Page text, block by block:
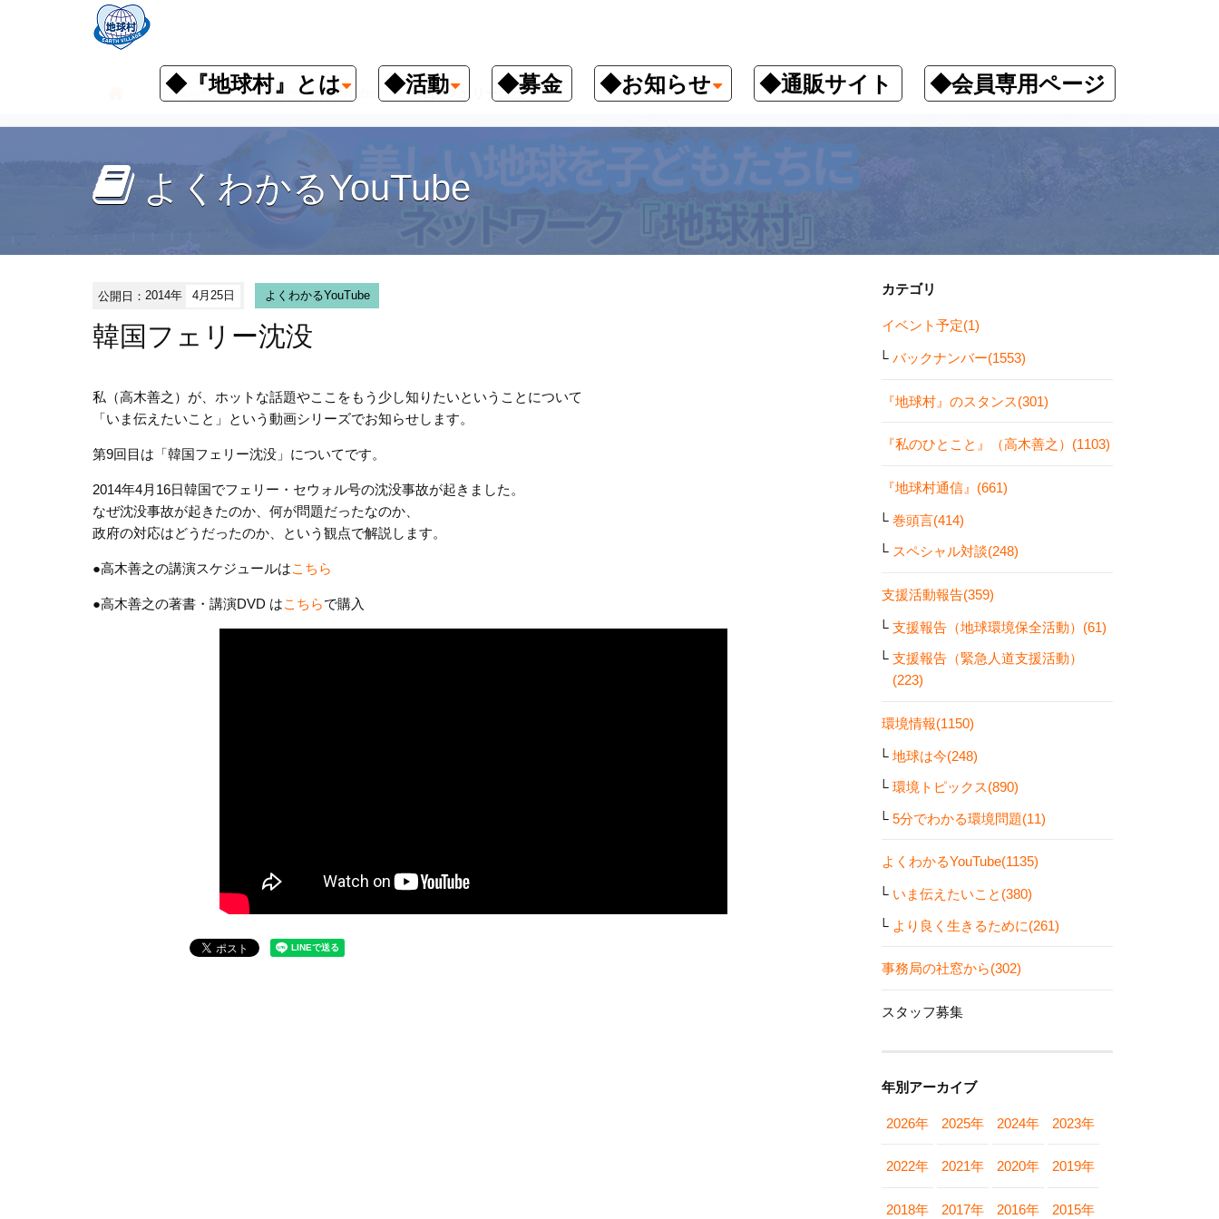
◆『地球村』とは ◆活動 ◆募金 ◆お知らせ ◆通販サイト ◆会員専用ページ
お知らせ よくわかるYouTube 韓国フェリー沈没
よくわかるYouTube
公開日：2014年 4月25日 よくわかるYouTube
韓国フェリー沈没
私（高木善之）が、ホットな話題やここをもう少し知りたいということについて
「いま伝えたいこと」という動画シリーズでお知らせします。
第9回目は「韓国フェリー沈没」についてです。
2014年4月16日韓国でフェリー・セウォル号の沈没事故が起きました。
なぜ沈没事故が起きたのか、何が問題だったなのか、
政府の対応はどうだったのか、という観点で解説します。
●高木善之の講演スケジュールはこちら
●高木善之の著書・講演DVD はこちらで購入
カテゴリ
イベント予定(1)
バックナンバー(1553)
『地球村』のスタンス(301)
『私のひとこと』（高木善之）(1103)
『地球村通信』(661)
巻頭言(414)
スペシャル対談(248)
支援活動報告(359)
支援報告（地球環境保全活動）(61)
支援報告（緊急人道支援活動）
(223)
環境情報(1150)
地球は今(248)
環境トピックス(890)
5分でわかる環境問題(11)
よくわかるYouTube(1135)
いま伝えたいこと(380)
より良く生きるために(261)
事務局の社窓から(302)
スタッフ募集
年別アーカイブ
2026年 2025年 2024年 2023年
2022年 2021年 2020年 2019年
2018年 2017年 2016年 2015年